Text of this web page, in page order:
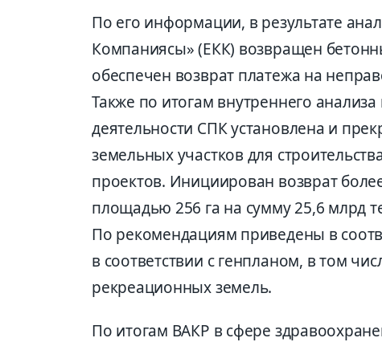
По его информации, в результате
Компаниясы» (ЕКК) возвращен
обеспечен возврат платежа на
Также по итогам внутреннего
деятельности СПК установлена и
земельных участков для
проектов. Инициирован возврат
площадью 256 га на сумму 25,6 млрд
По рекомендациям приведены в
в соответствии с генпланом, в том
рекреационных земель.
По итогам ВАКР в сфере